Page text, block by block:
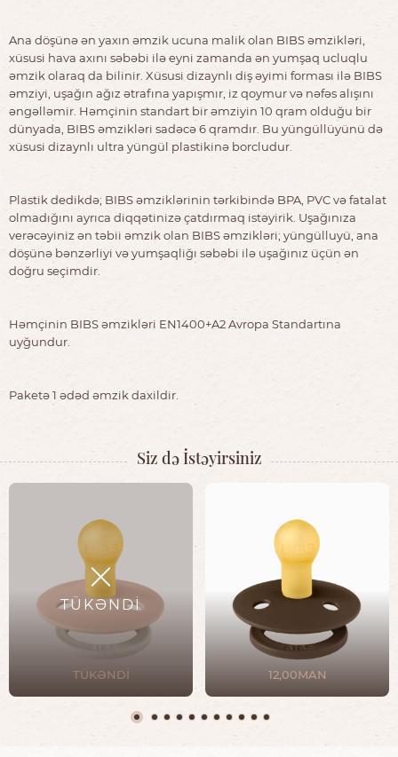
Ana döşünə ən yaxın əmzik ucuna malik olan BIBS əmzikləri,
xüsusi hava axını səbəbi ilə eyni zamanda ən yumşaq ucluqlu
əmzik olaraq da bilinir. Xüsusi dizaynlı diş əyimi forması ilə BIBS
əmziyi, uşağın ağız ətrafına yapışmır, iz qoymur və nəfəs alışını
əngəlləmir. Həmçinin standart bir əmziyin 10 qram olduğu bir
dünyada, BIBS əmzikləri sadəcə 6 qramdır. Bu yüngüllüyünü də
xüsusi dizaynlı ultra yüngül plastikinə borcludur.
Plastik dedikdə; BIBS əmziklərinin tərkibində BPA, PVC və fatalat
olmadığını ayrıca diqqətinizə çatdırmaq istəyirik. Uşağınıza
verəcəyiniz ən təbii əmzik olan BIBS əmzikləri; yüngülluyü, ana
döşünə bənzərliyi və yumşaqliğı səbəbi ilə uşağınız üçün ən
doğru seçimdir.
Həmçinin BIBS əmzikləri EN1400+A2 Avropa Standartına
uyğundur.
Paketə 1 ədəd əmzik daxildir.
Siz də İstəyirsiniz
TÜKƏNDİ
TÜKƏNDİ 12,00MAN